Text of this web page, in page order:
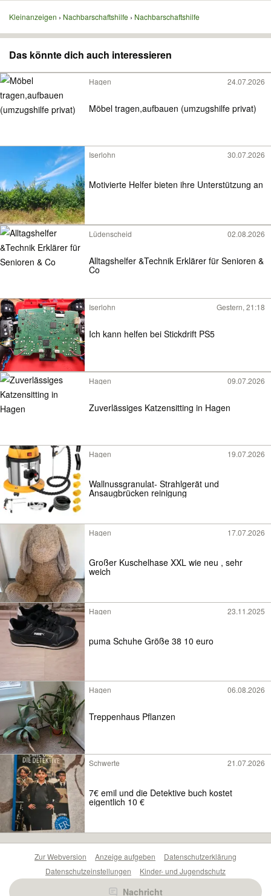
Kleinanzeigen Nachbarschaftshilfe Nachbarschaftshilfe
Das könnte dich auch interessieren
Hagen 24.07.2026
Möbel tragen,aufbauen (umzugshilfe privat)
Iserlohn 30.07.2026
Motivierte Helfer bieten ihre Unterstützung an
Lüdenscheid 02.08.2026
Alltagshelfer &Technik Erklärer für Senioren &
Co
Iserlohn Gestern, 21:18
Ich kann helfen bei Stickdrift PS5
Hagen 09.07.2026
Zuverlässiges Katzensitting in Hagen
Hagen 19.07.2026
Wallnussgranulat- Strahlgerät und
Ansaugbrücken reinigung
Hagen 17.07.2026
Großer Kuschelhase XXL wie neu , sehr
weich
Hagen 23.11.2025
puma Schuhe Größe 38 10 euro
Hagen 06.08.2026
Treppenhaus Pflanzen
Schwerte 21.07.2026
7€ emil und die Detektive buch kostet
eigentlich 10 €
Nachricht
Zur Webversion Anzeige aufgeben
Datenschutzerklärung
Datenschutzeinstellungen
Kinder- und Jugendschutz
Barrierefreiheitserklärung